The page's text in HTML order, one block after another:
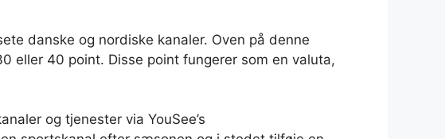
danske og nordiske kanaler. Oven på denne
eller 40 point. Disse point fungerer som en valuta,
og tjenester via YouSee’s